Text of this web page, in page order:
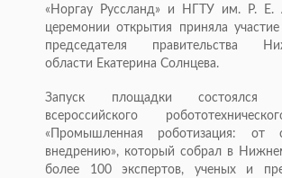
«Норгау Руссланд» и НГТУ им. Р. Е.
церемонии открытия приняла участие
председателя правительства
области Екатерина Солнцева.
Запуск площадки
всероссийского
«Промышленная роботизация: от
внедрению», который собрал в
более 100 экспертов, ученых и